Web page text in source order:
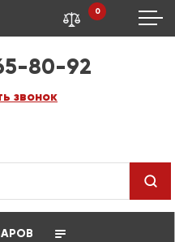
80-92
звонок
0